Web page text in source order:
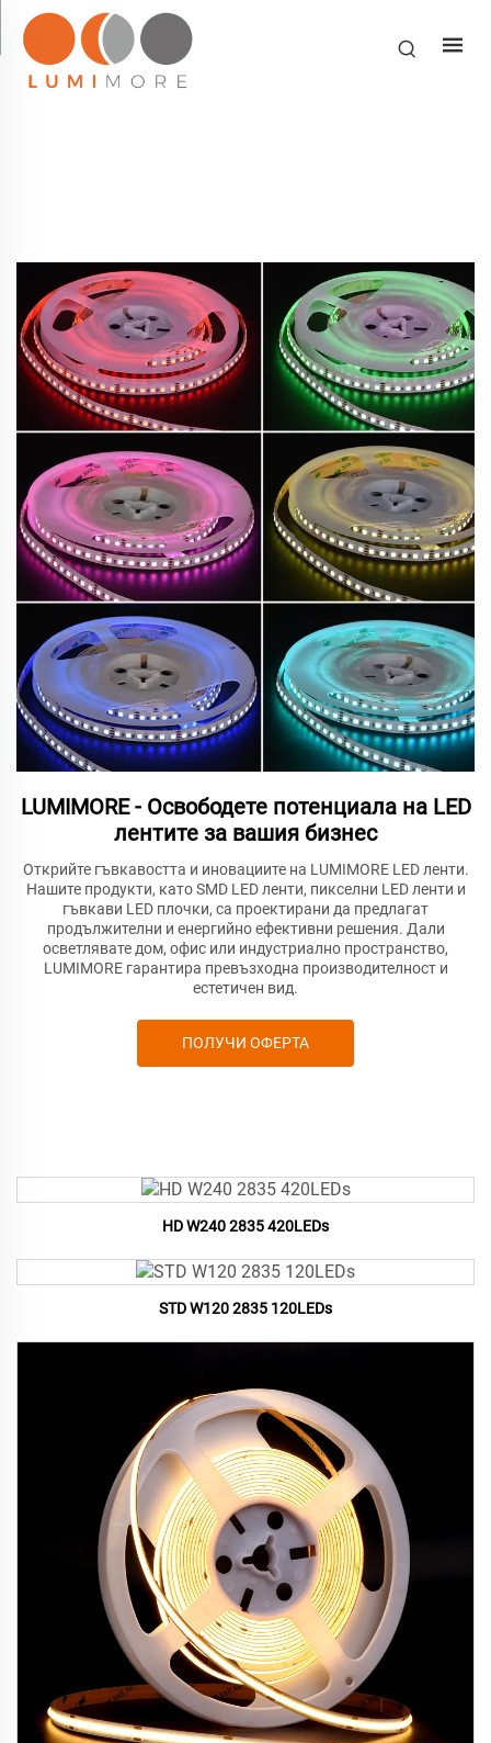
LUMIMORE - Освободете потенциала на LED
лентите за вашия бизнес
Открийте гъвкавостта и иновациите на LUMIMORE LED ленти.
Нашите продукти, като SMD LED ленти, пикселни LED ленти и
гъвкави LED плочки, са проектирани да предлагат
продължителни и енергийно ефективни решения. Дали
осветлявате дом, офис или индустриално пространство,
LUMIMORE гарантира превъзходна производителност и
естетичен вид.
ПОЛУЧИ ОФЕРТА
HD W240 2835 420LEDs
STD W120 2835 120LEDs